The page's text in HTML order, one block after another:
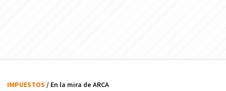
IMPUESTOS / En la mira de ARCA